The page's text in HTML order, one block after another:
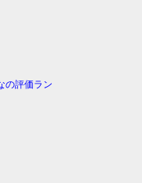
の評価ラン